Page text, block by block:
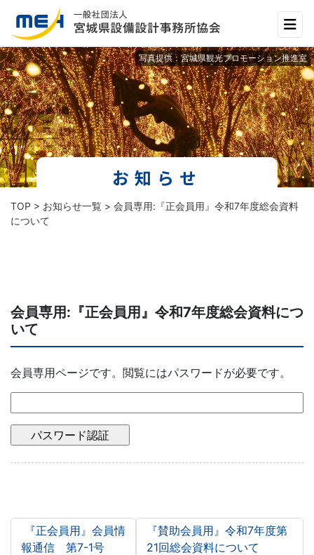
Main Navigation
お知らせ
写真提供：宮城県観光プロモーション推進室
TOP > お知らせ一覧 > 会員専用:『正会員用』令和7年度総会資料
について
会員専用:『正会員用』令和7年度総会資料につ
いて
会員専用ページです。閲覧にはパスワードが必要です。
投稿ナビゲーション
『正会員用』会員情
報通信 第7-1号
『賛助会員用』令和7年度第
21回総会資料について